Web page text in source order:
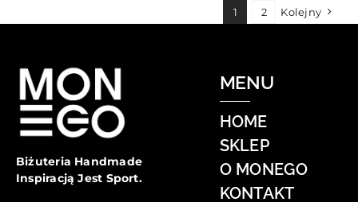
1 2 Kolejny
Biżuteria Handmade
Inspiracją Jest Sport.
MENU
HOME
SKLEP
O MONEGO
KONTAKT